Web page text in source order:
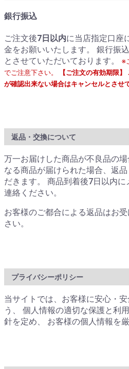
銀行振込
ご注文後7日以内に当店指定口座
金をお願いいたします。 銀行振
とさせていただいております。
※
でご注意下さい。
【ご注文の有効期限
が確認出来ない場合はキャンセルとさせ
返品・交換について
万一お届けした商品が不良品の
なる商品が届けられた場合、返
だきます。 商品到着後7日以内
連絡ください。
お客様のご都合による返品はお
さい。
プライバシーポリシー
当サイトでは、お客様に安心・
う、 個人情報の適切な保護と利
針を定め、 お客様の個人情報を